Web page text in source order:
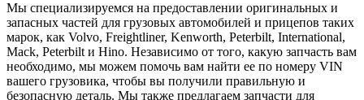
Мы специализируемся на предоставлении оригинальных и
запасных частей для грузовых автомобилей и прицепов таких
марок, как Volvo, Freightliner, Kenworth, Peterbilt, International,
Mack, Peterbilt и Hino. Независимо от того, какую запчасть вам
необходимо, мы можем помочь вам найти ее по номеру VIN
вашего грузовика, чтобы вы получили правильную и
безопасную деталь. Мы также предлагаем запчасти для